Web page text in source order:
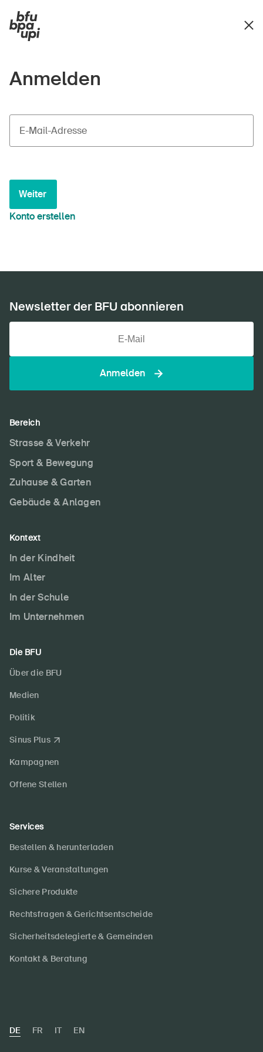
Anmelden
E-Mail-Adresse
Weiter
Konto erstellen
Newsletter der BFU abonnieren
Anmelden
Bereich
Strasse & Verkehr
Sport & Bewegung
Zuhause & Garten
Gebäude & Anlagen
Kontext
In der Kindheit
Im Alter
In der Schule
Im Unternehmen
Die BFU
Über die BFU
Medien
Politik
Sinus Plus
Kampagnen
Offene Stellen
Services
Bestellen & herunterladen
Kurse & Veranstaltungen
Sichere Produkte
Rechtsfragen & Gerichtsentscheide
Sicherheitsdelegierte & Gemeinden
Kontakt & Beratung
DE FR IT EN